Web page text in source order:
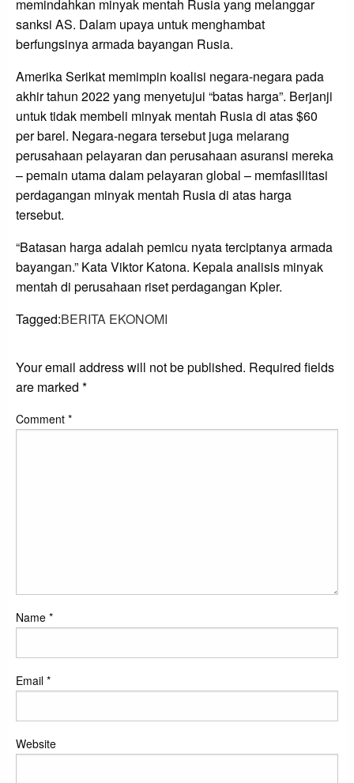
memindahkan minyak mentah Rusia yang melanggar
sanksi AS. Dalam upaya untuk menghambat
berfungsinya armada bayangan Rusia.
Amerika Serikat memimpin koalisi negara-negara pada
akhir tahun 2022 yang menyetujui “batas harga”. Berjanji
untuk tidak membeli minyak mentah Rusia di atas $60
per barel. Negara-negara tersebut juga melarang
perusahaan pelayaran dan perusahaan asuransi mereka
– pemain utama dalam pelayaran global – memfasilitasi
perdagangan minyak mentah Rusia di atas harga
tersebut.
“Batasan harga adalah pemicu nyata terciptanya armada
bayangan.” Kata Viktor Katona. Kepala analisis minyak
mentah di perusahaan riset perdagangan Kpler.
Tagged:BERITA EKONOMI
Your email address will not be published. Required fields
are marked *
Comment *
Name *
Email *
Website